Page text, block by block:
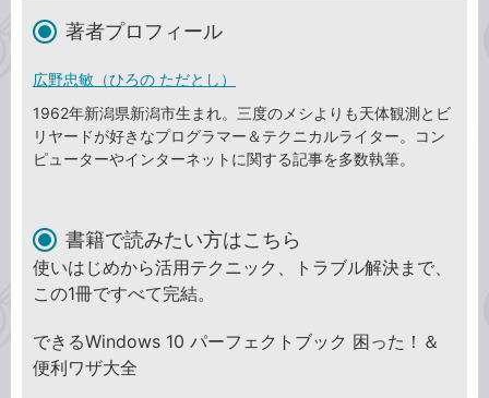
著者プロフィール
広野忠敏（ひろの ただとし）
1962年新潟県新潟市生まれ。三度のメシよりも天体観測とビ
リヤードが好きなプログラマー＆テクニカルライター。コン
ピューターやインターネットに関する記事を多数執筆。
書籍で読みたい方はこちら
使いはじめから活用テクニック、トラブル解決まで、
この1冊ですべて完結。
できるWindows 10 パーフェクトブック 困った！＆
便利ワザ大全